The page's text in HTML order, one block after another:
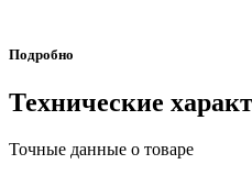
Подробно
Технические
Точные данные о товаре